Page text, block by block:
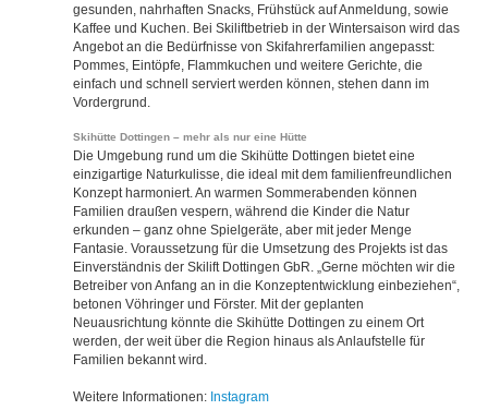
gesunden, nahrhaften Snacks, Frühstück auf Anmeldung, sowie
Kaffee und Kuchen. Bei Skiliftbetrieb in der Wintersaison wird das
Angebot an die Bedürfnisse von Skifahrerfamilien angepasst:
Pommes, Eintöpfe, Flammkuchen und weitere Gerichte, die
einfach und schnell serviert werden können, stehen dann im
Vordergrund.
Skihütte Dottingen – mehr als nur eine Hütte
Die Umgebung rund um die Skihütte Dottingen bietet eine
einzigartige Naturkulisse, die ideal mit dem familienfreundlichen
Konzept harmoniert. An warmen Sommerabenden können
Familien draußen vespern, während die Kinder die Natur
erkunden – ganz ohne Spielgeräte, aber mit jeder Menge
Fantasie. Voraussetzung für die Umsetzung des Projekts ist das
Einverständnis der Skilift Dottingen GbR. „Gerne möchten wir die
Betreiber von Anfang an in die Konzeptentwicklung einbeziehen“,
betonen Vöhringer und Förster. Mit der geplanten
Neuausrichtung könnte die Skihütte Dottingen zu einem Ort
werden, der weit über die Region hinaus als Anlaufstelle für
Familien bekannt wird.
Weitere Informationen: Instagram